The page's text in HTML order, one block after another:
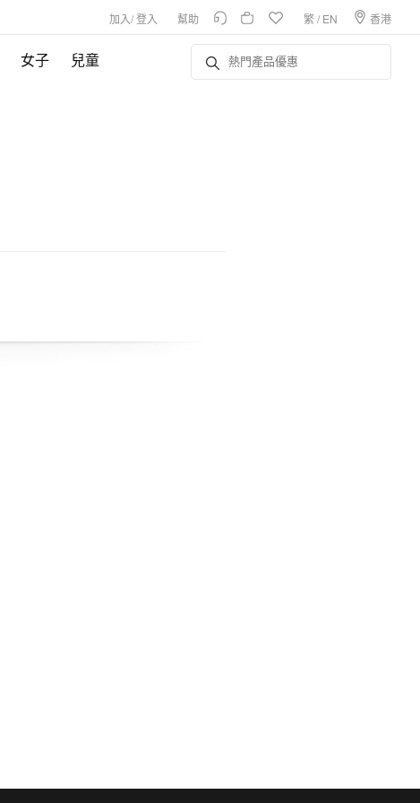
加入/登入 幫助 繁/ EN 香港
女子 兒童